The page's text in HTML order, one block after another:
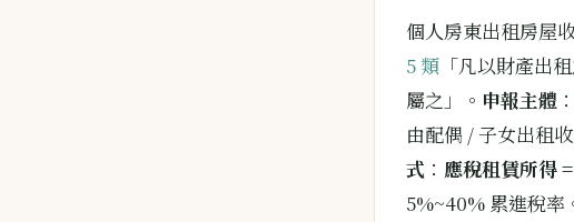
個人房東出租房屋
5 類 「凡以財產出
屬之」。 申報主體
由配偶 / 子女出租
式 ： 應稅租賃所得
5%~40% 累進稅率